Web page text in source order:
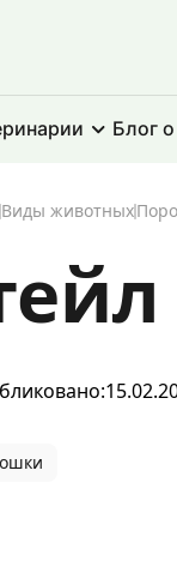
Блог
Виды животных